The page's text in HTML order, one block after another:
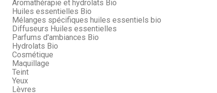
Aromathérapie et hydrolats Bio
Huiles essentielles Bio
Mélanges spécifiques huiles essentiels bio
Diffuseurs Huiles essentielles
Parfums d'ambiances Bio
Hydrolats Bio
Cosmétique
Maquillage
Teint
Yeux
Lèvres